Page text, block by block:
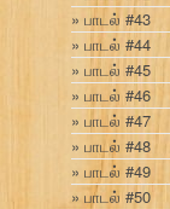
பாடல் #43
பாடல் #44
பாடல் #45
பாடல் #46
பாடல் #47
பாடல் #48
பாடல் #49
பாடல் #50